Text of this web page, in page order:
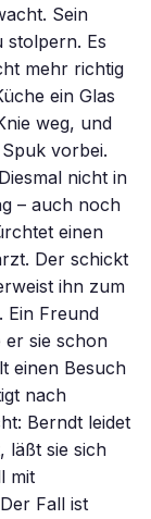
Sein
stolpern. Es
mehr richtig
ein Glas
weg, und
vorbei.
nicht in
– auch noch
einen
Der schickt
ihn zum
Ein Freund
er sie schon
einen Besuch
nach
Berndt leidet
läßt sie sich
mit
Fall ist